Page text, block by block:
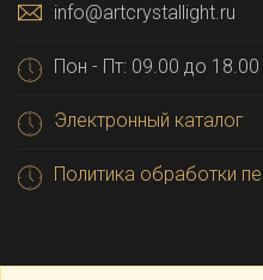
info@artcrystallight.ru
Пон - Пт: 09.00 до 18.00
Электронный каталог
Политика обработки